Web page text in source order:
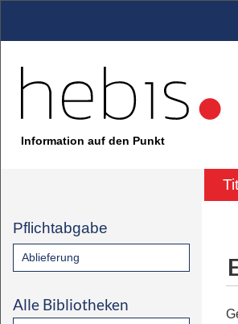
Information auf den Punkt
Pflichtabgabe
Ablieferung
Alle Bibliotheken